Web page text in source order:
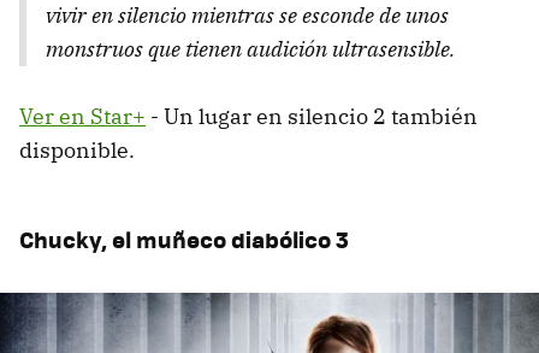
vivir en silencio mientras se esconde de unos
monstruos que tienen audición ultrasensible.
Ver en Star+ - Un lugar en silencio 2 también
disponible.
Chucky, el muñeco diabólico 3